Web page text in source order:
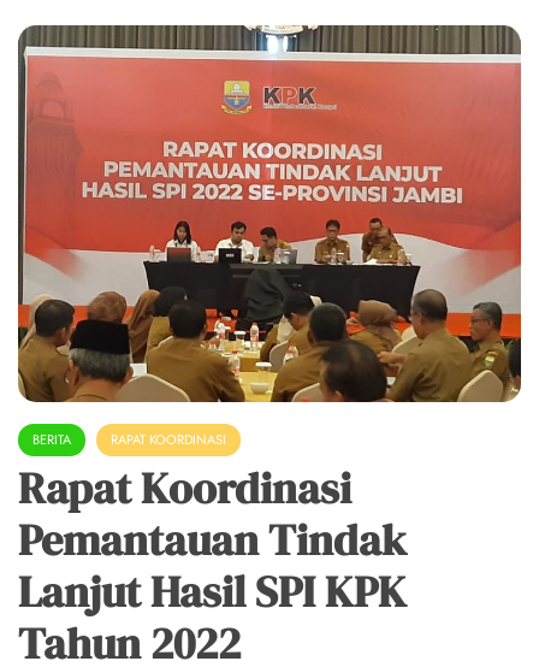
BERITA RAPAT KOORDINASI
Rapat Koordinasi
Pemantauan Tindak
Lanjut Hasil SPI KPK
Tahun 2022